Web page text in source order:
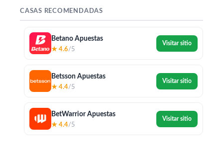
CASAS RECOMENDADAS
Betano Apuestas
★ 4.6/5
Visitar sitio
Betsson Apuestas
★ 4.4/5
Visitar sitio
BetWarrior Apuestas
★ 4.4/5
Visitar sitio